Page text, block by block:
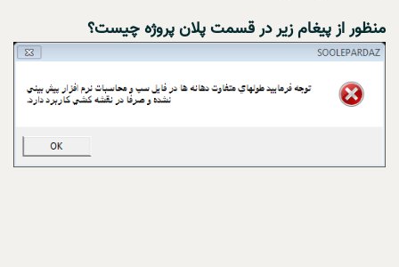
منظور از پيغام زير در قسمت پلان پروژه چيست؟